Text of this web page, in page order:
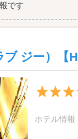
してみましょう。
です
ジー）【
ホテル情報